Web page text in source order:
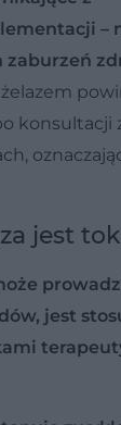
–
zaburzeń
konsultacji
jest
jest